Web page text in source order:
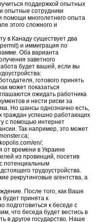
поддержкой опытных
опытные сотрудники
помощи многолетнего опыта
этого сложного и
в Канаду существует два
и иммиграция по
Оба варианта
заветного
будет вашей, если вы
готового принять
может показаться
ожидать работника
и нести риски за
Но шансы однозначно есть,
граждан успешно работающих
с помощью интернет
Так например, это может
en/;
от времени в Украине
из провинций, посетив
потенциальным
трудоустройства.
рекрутинговые агентства, а
После того, как Ваше
принята к
подготовиться к беседе с
что беседа будет вестись в
в другое государство. Наше